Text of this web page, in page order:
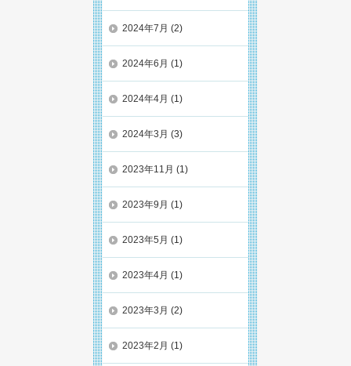
2024年7月 (2)
2024年6月 (1)
2024年4月 (1)
2024年3月 (3)
2023年11月 (1)
2023年9月 (1)
2023年5月 (1)
2023年4月 (1)
2023年3月 (2)
2023年2月 (1)